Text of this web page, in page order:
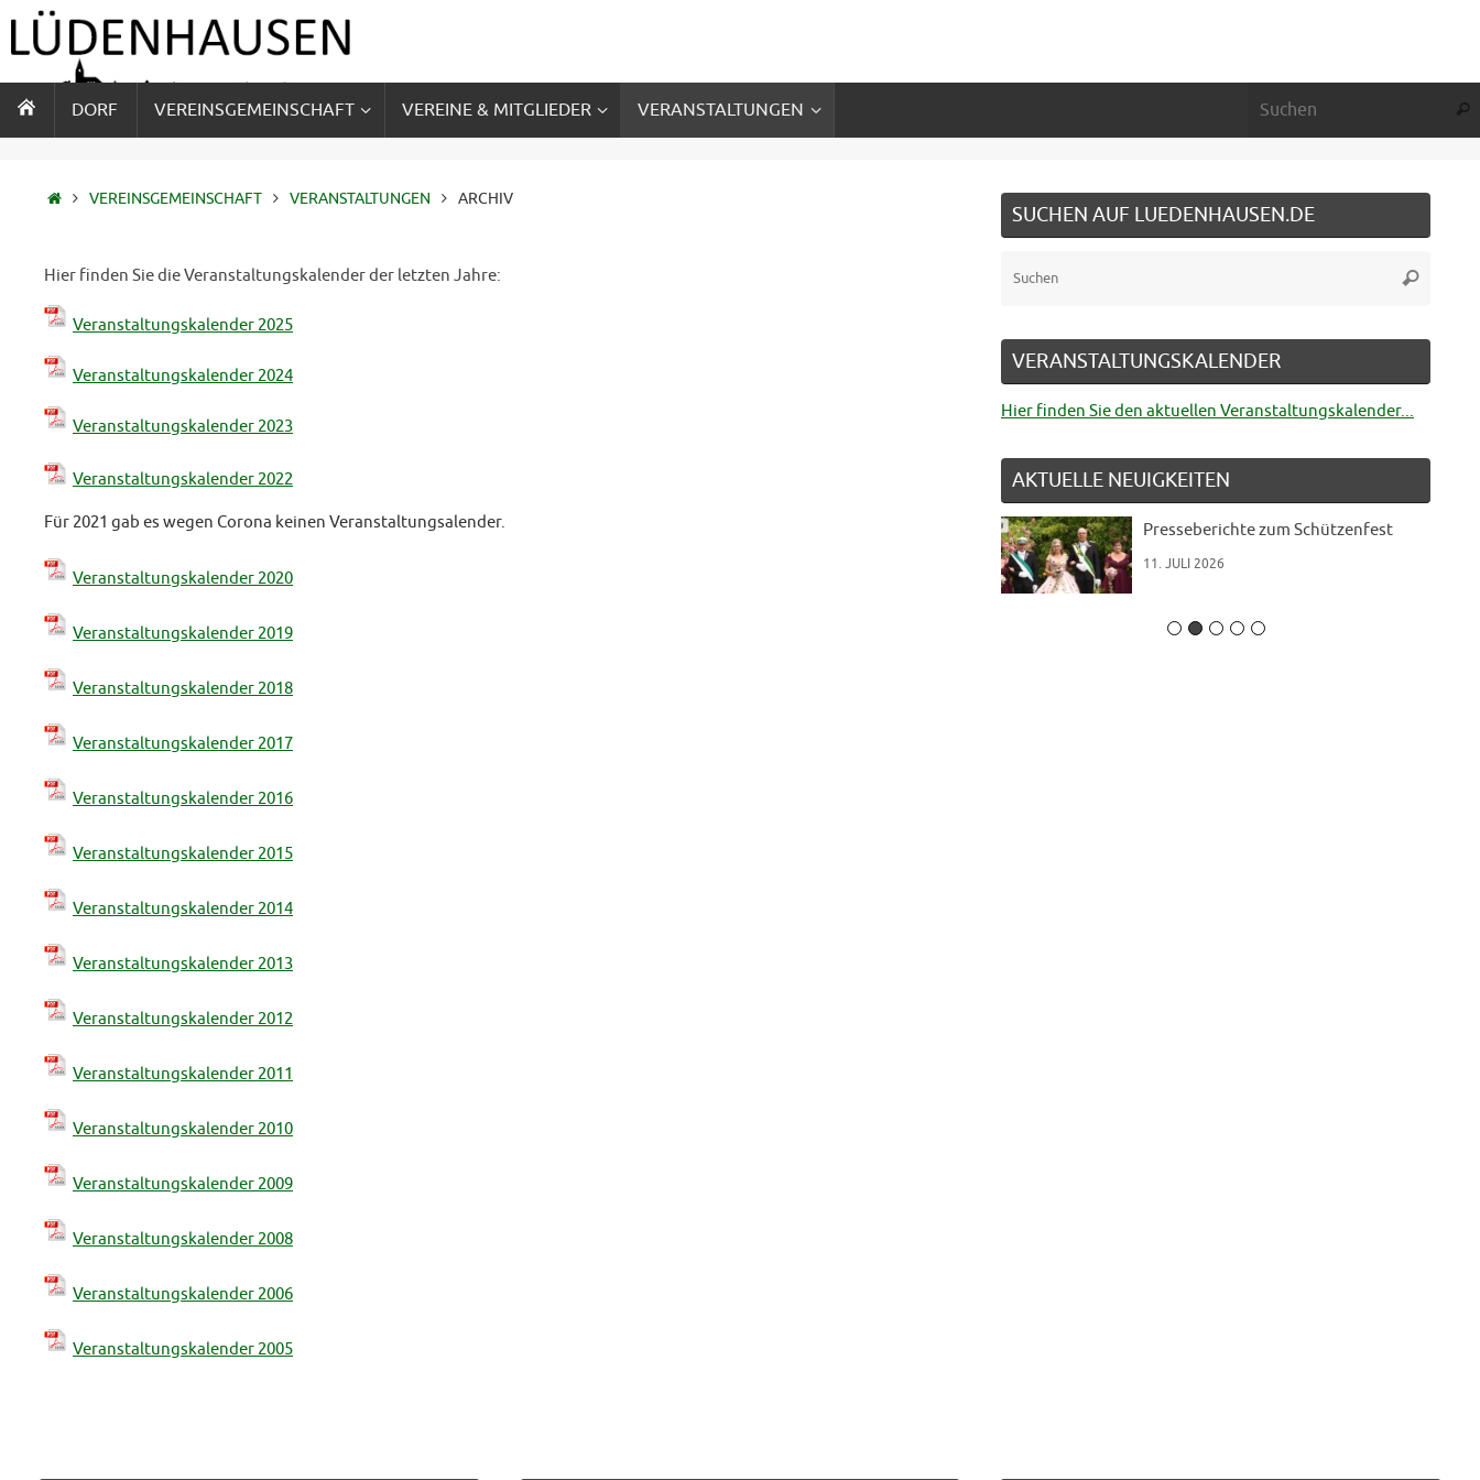
Inhalt
INHALT
SPRINGEN
DORF VEREINSGEMEINSCHAFT VEREINE & MITGLIEDER VERANSTALTUNGEN
STARTSEITE
VEREINSGEMEINSCHAFT VERANSTALTUNGEN ARCHIV
Hier finden Sie die Veranstaltungskalender der letzten Jahre:
Veranstaltungskalender 2025
Veranstaltungskalender 2024
Veranstaltungskalender 2023
Veranstaltungskalender 2022
Für 2021 gab es wegen Corona keinen Veranstaltungsalender.
Veranstaltungskalender 2020
Veranstaltungskalender 2019
Veranstaltungskalender 2018
Veranstaltungskalender 2017
Veranstaltungskalender 2016
Veranstaltungskalender 2015
Veranstaltungskalender 2014
Veranstaltungskalender 2013
Veranstaltungskalender 2012
Veranstaltungskalender 2011
Veranstaltungskalender 2010
Veranstaltungskalender 2009
Veranstaltungskalender 2008
Veranstaltungskalender 2006
Veranstaltungskalender 2005
SUCHEN AUF LUEDENHAUSEN.DE
Suchen
VERANSTALTUNGSKALENDER
Hier finden Sie den aktuellen Veranstaltungskalender...
AKTUELLE NEUIGKEITEN
Schützenfest Lüdenhausen 2026 Presseberichte zum Schützenfest
11. JULI 2026